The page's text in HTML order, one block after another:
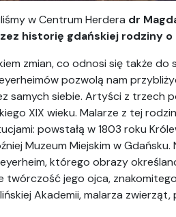
w Centrum Herdera dr
historię gdańskiej rodziny o
zmian, co odnosi się także do
pozwolą nam
samych siebie. Artyści z trzech
XIX wieku. Malarze z tej
powstałą w 1803 roku
Muzeum Miejskim w
którego obrazy
twórczość jego ojca,
Akademii, malarza